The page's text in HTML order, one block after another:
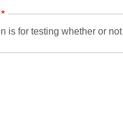
is for testing whether or